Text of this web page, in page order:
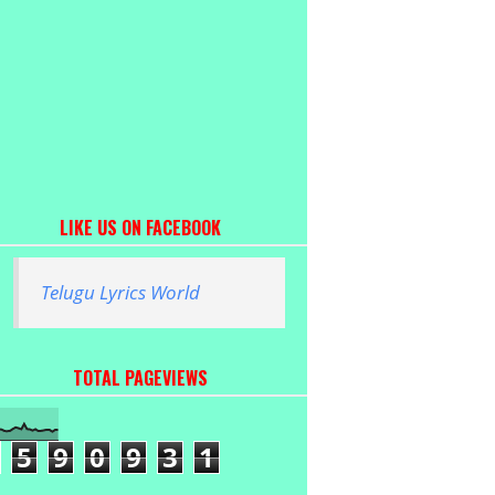
LIKE US ON FACEBOOK
Telugu Lyrics World
TOTAL PAGEVIEWS
5 9 0 9 3 1